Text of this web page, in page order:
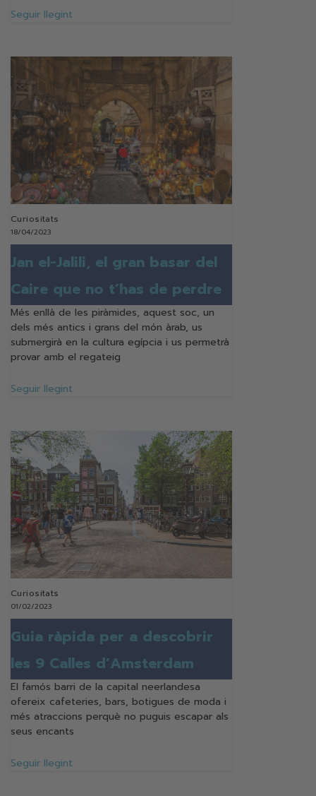
Seguir llegint
Curiositats
18/04/2023
Jan el-Jalili, el gran basar del
Caire que no t’has de perdre
Més enllà de les piràmides, aquest soc, un
dels més antics i grans del món àrab, us
submergirà en la cultura egípcia i us permetrà
provar amb el regateig
Seguir llegint
Curiositats
01/02/2023
Guia ràpida per a descobrir
les 9 Calles d’Amsterdam
El famós barri de la capital neerlandesa
ofereix cafeteries, bars, botigues de moda i
més atraccions perquè no puguis escapar als
seus encants
Seguir llegint